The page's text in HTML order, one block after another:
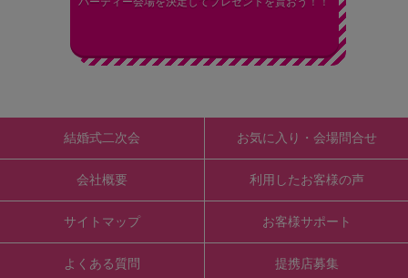
結婚式二次会
会社概要
サイトマップ
よくある質問
お気に入り・会場問合せ
利用したお客様の声
お客様サポート
提携店募集